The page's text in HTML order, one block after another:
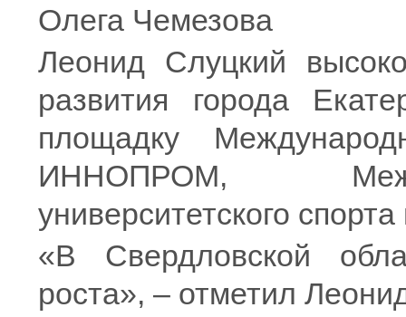
Олега Чемезова
Леонид Слуцкий
развития города
площадку
ИННОПРОМ,
университетского
«В Свердловской
роста», – отметил